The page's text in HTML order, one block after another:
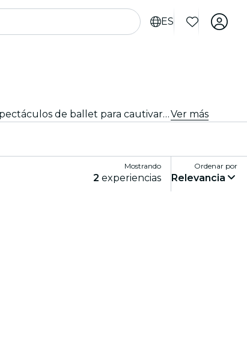
ES
Desde obras maestras emblemáticas hasta nuevas y atrevidas coreografías, Monterrey ofrece una variada gama de espectáculos de ballet para cautivar a públicos de todas las edades. Piérdete en los impresionantes movimientos, el asombroso vestuario y la emotiva narrativa que definen esta exquisita forma de arte.Ver más
Mostrando
2 experiencias
Ordenar por
Relevancia